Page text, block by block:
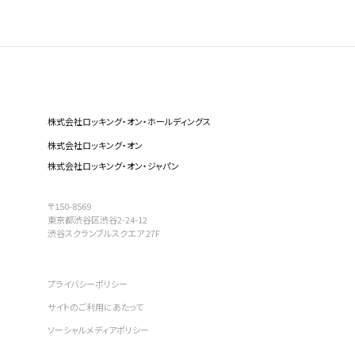
株式会社ロッキング・オン・ホールディングス
株式会社ロッキング・オン
株式会社ロッキング・オン・ジャパン
〒150-8569
東京都渋谷区渋谷2-24-12
渋谷スクランブルスクエア 27F
プライバシーポリシー
サイトのご利用にあたって
ソーシャルメディアポリシー